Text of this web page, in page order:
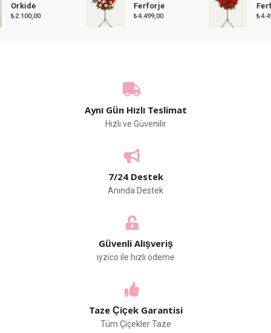
2.100,00
Ferforje
4.499,00
Aynı Gün Hızlı Teslimat
Hızlı ve Güvenilir
7/24 Destek
Anında Destek
Güvenli Alışveriş
iyzico ile hızlı ödeme
Taze Çiçek Garantisi
Tüm Çiçekler Taze